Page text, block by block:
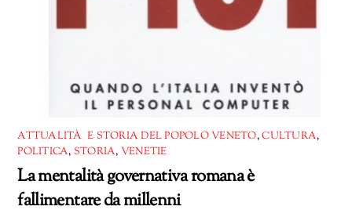
ATTUALITÀ E STORIA DEL POPOLO VENETO,CULTURA,
POLITICA, STORIA, VENETIE
La mentalità governativa romana è
fallimentare da millenni